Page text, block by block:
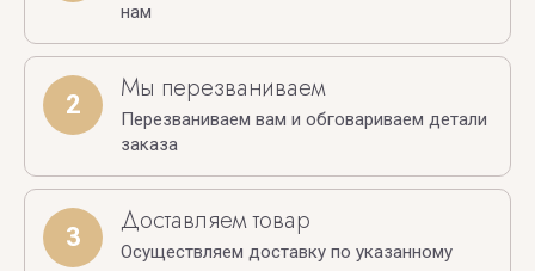
нам
2 Мы перезваниваем
Перезваниваем вам и обговариваем детали
заказа
3 Доставляем товар
Осуществляем доставку по указанному